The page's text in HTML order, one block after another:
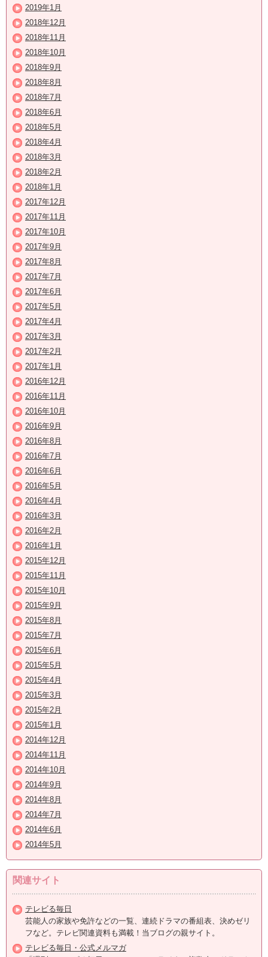
2019年1月
2018年12月
2018年11月
2018年10月
2018年9月
2018年8月
2018年7月
2018年6月
2018年5月
2018年4月
2018年3月
2018年2月
2018年1月
2017年12月
2017年11月
2017年10月
2017年9月
2017年8月
2017年7月
2017年6月
2017年5月
2017年4月
2017年3月
2017年2月
2017年1月
2016年12月
2016年11月
2016年10月
2016年9月
2016年8月
2016年7月
2016年6月
2016年5月
2016年4月
2016年3月
2016年2月
2016年1月
2015年12月
2015年11月
2015年10月
2015年9月
2015年8月
2015年7月
2015年6月
2015年5月
2015年4月
2015年3月
2015年2月
2015年1月
2014年12月
2014年11月
2014年10月
2014年9月
2014年8月
2014年7月
2014年6月
2014年5月
関連サイト
テレビる毎日
芸能人の家族や免許などの一覧、連続ドラマの番組表、決めゼリ
フなど。テレビ関連資料も満載！当ブログの親サイト。
テレビる毎日・公式メルマガ